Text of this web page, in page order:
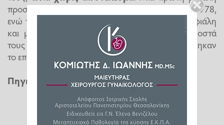
προσπάθεια διάσωσης έγινε τον Νοέμβριο του 1978,
ενώ το 1989 σπηλαιοδύτες ανέσυραν μόνο μία φιάλη
και μερικά προσωπικά αντικείμενα. Τελικά τα οστά
τους εντοπίστηκαν μόλις το 2006 και ταυτοποιήθηκαν
το επόμενο έτος.
Πηγή:
Protothema.gr